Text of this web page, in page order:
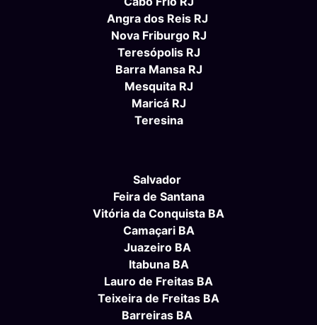
Angra dos Reis RJ
Nova Friburgo RJ
Teresópolis RJ
Barra Mansa RJ
Mesquita RJ
Maricá RJ
Teresina
Salvador
Feira de Santana
Vitória da Conquista BA
Camaçari BA
Juazeiro BA
Itabuna BA
Lauro de Freitas BA
Teixeira de Freitas BA
Barreiras BA